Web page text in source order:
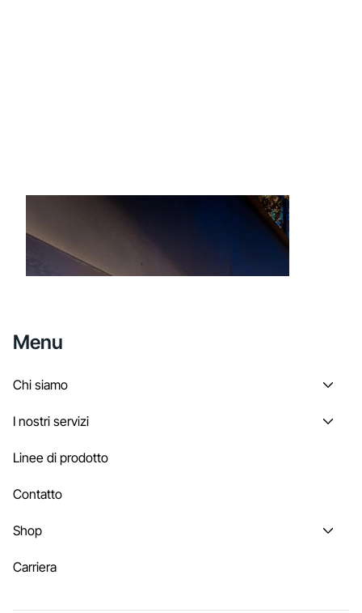
Menu
Chi siamo
I nostri servizi
Linee di prodotto
Contatto
Shop
Carriera